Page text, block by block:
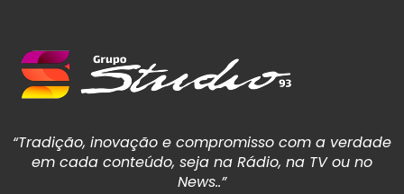
“Tradição, inovação e compromisso com a verdade
em cada conteúdo, seja na Rádio, na TV ou no
News..”